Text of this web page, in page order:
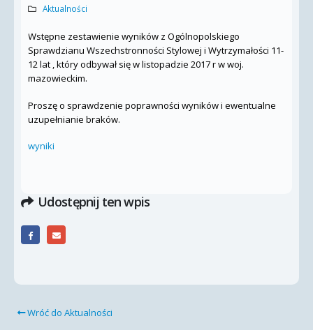
Aktualności
Wstępne zestawienie wyników z Ogólnopolskiego
Sprawdzianu Wszechstronności Stylowej i Wytrzymałości 11-
12 lat , który odbywał się w listopadzie 2017 r w woj.
mazowieckim.
Proszę o sprawdzenie poprawności wyników i ewentualne
uzupełnianie braków.
wyniki
Udostępnij ten wpis
Wróć do Aktualności